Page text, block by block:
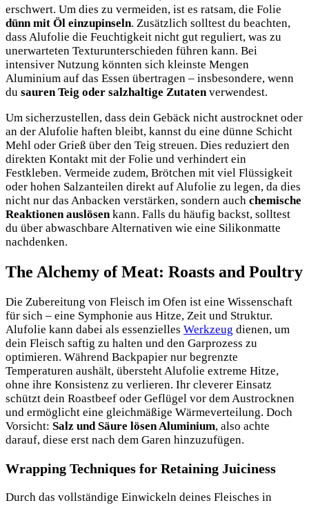
erschwert. Um dies zu vermeiden, ist es ratsam, die Folie
dünn mit Öl einzupinseln. Zusätzlich solltest du beachten,
dass Alufolie die Feuchtigkeit nicht gut reguliert, was zu
unerwarteten Texturunterschieden führen kann. Bei
intensiver Nutzung könnten sich kleinste Mengen
Aluminium auf das Essen übertragen – insbesondere, wenn
du sauren Teig oder salzhaltige Zutatenverwendest.
Um sicherzustellen, dass dein Gebäck nicht austrocknet oder
an der Alufolie haften bleibt, kannst du eine dünne Schicht
Mehl oder Grieß über den Teig streuen. Dies reduziert den
direkten Kontakt mit der Folie und verhindert ein
Festkleben. Vermeide zudem, Brötchen mit viel Flüssigkeit
oder hohen Salzanteilen direkt auf Alufolie zu legen, da dies
nicht nur das Anbacken verstärken, sondern auch chemische
Reaktionen auslösenkann. Falls du häufig backst, solltest
du über abwaschbare Alternativen wie eine Silikonmatte
nachdenken.
The Alchemy of Meat: Roasts and Poultry
Die Zubereitung von Fleisch im Ofen ist eine Wissenschaft
für sich – eine Symphonie aus Hitze, Zeit und Struktur.
Alufolie kann dabei als essenzielles Werkzeug dienen, um
dein Fleisch saftig zu halten und den Garprozess zu
optimieren. Während Backpapier nur begrenzte
Temperaturen aushält, übersteht Alufolie extreme Hitze,
ohne ihre Konsistenz zu verlieren. Ihr cleverer Einsatz
schützt dein Roastbeef oder Geflügel vor dem Austrocknen
und ermöglicht eine gleichmäßige Wärmeverteilung. Doch
Vorsicht: Salz und Säure lösen Aluminium, also achte
darauf, diese erst nach dem Garen hinzuzufügen.
Wrapping Techniques for Retaining Juiciness
Durch das vollständige Einwickeln deines Fleisches in